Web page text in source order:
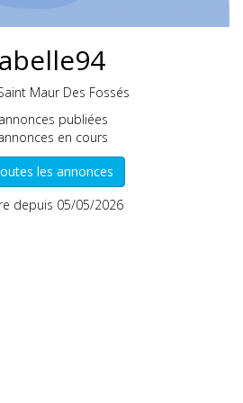
Maur Des Fossés
publiées
en cours
depuis 05/05/2026